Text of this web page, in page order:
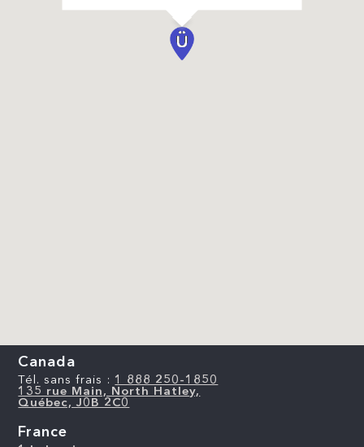
Canada
Tél. sans frais : 1 888 250-1850
135 rue Main, North Hatley,
Québec, J0B 2C0
France